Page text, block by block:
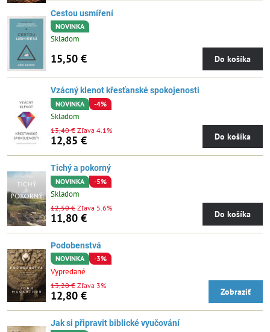
Cestou usmíření
NOVINKA
Skladom
15,50 € Do košíka
Vzácný klenot křesťanské spokojenosti
NOVINKA -4%
Skladom
12,85 €
13,40 € Zľava 4.1%
Do košíka
Tichý a pokorný
NOVINKA -5%
Skladom
11,80 €
12,50 € Zľava 5.6%
Do košíka
Podobenstvá
NOVINKA -3%
Vypredané
12,80 €
13,20 € Zľava 3%
Zobraziť
Jak si připravit biblické vyučování